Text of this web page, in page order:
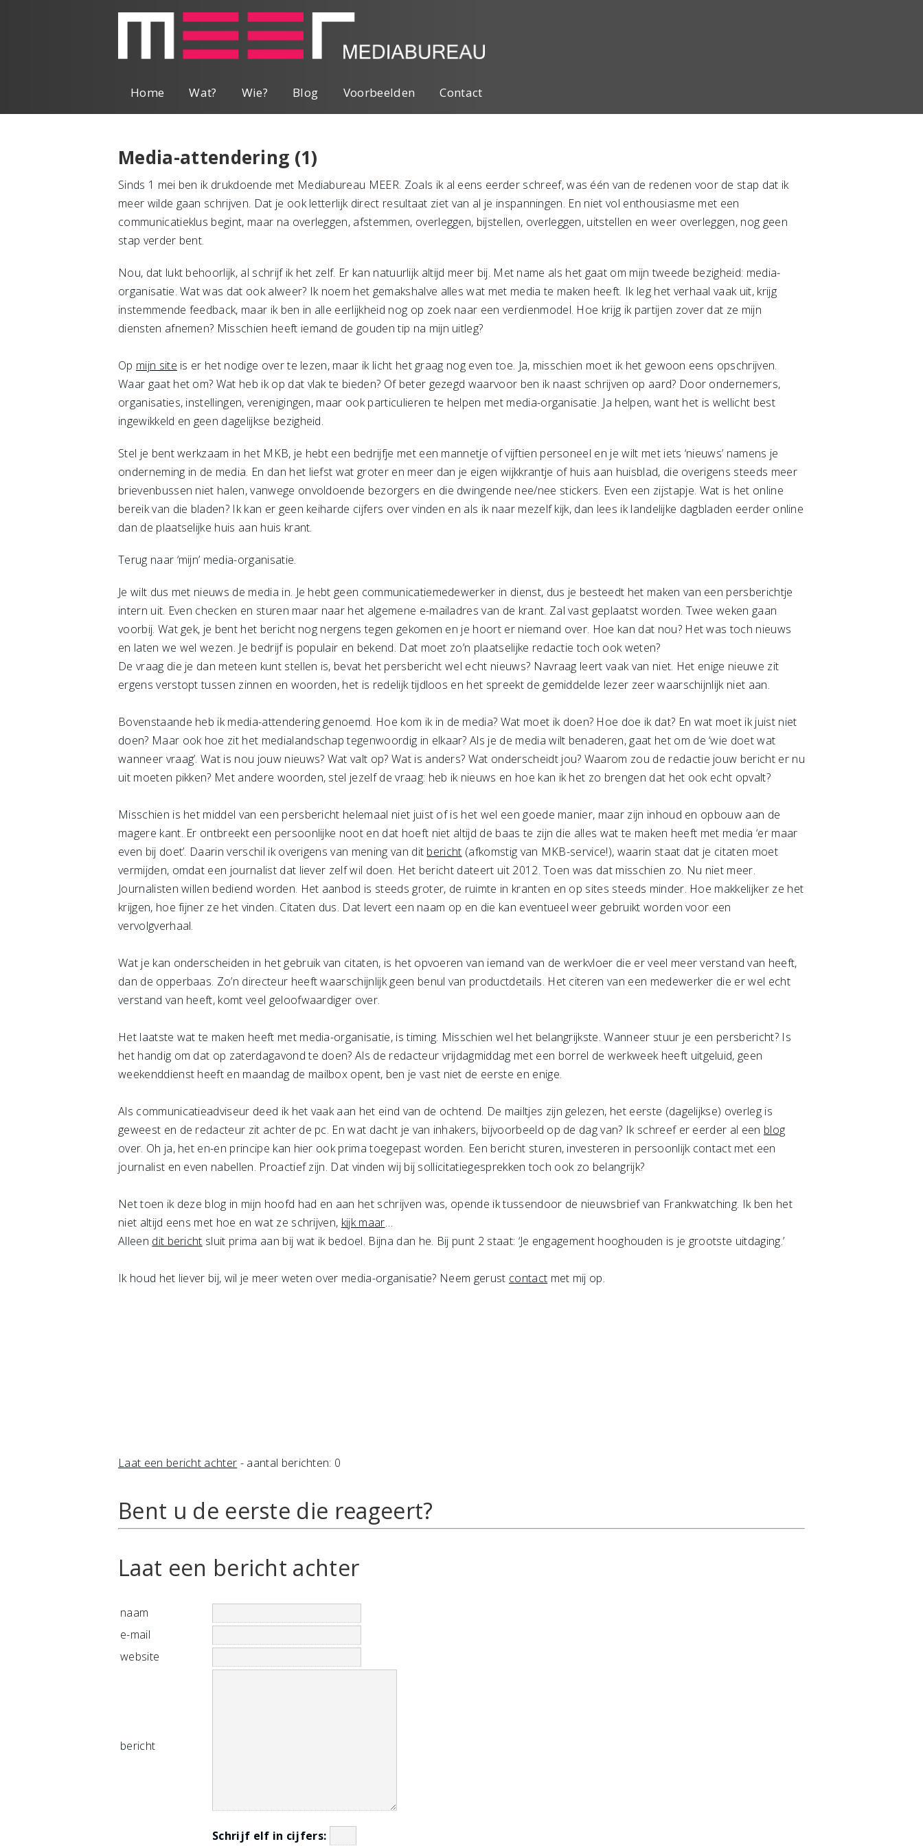
Home Wat? Wie? Blog Voorbeelden Contact
Media-attendering (1)
Sinds 1 mei ben ik drukdoende met Mediabureau MEER. Zoals ik al eens eerder schreef, was één van de redenen voor de stap dat ik
meer wilde gaan schrijven. Dat je ook letterlijk direct resultaat ziet van al je inspanningen. En niet vol enthousiasme met een
communicatieklus begint, maar na overleggen, afstemmen, overleggen, bijstellen, overleggen, uitstellen en weer overleggen, nog geen
stap verder bent.
Nou, dat lukt behoorlijk, al schrijf ik het zelf. Er kan natuurlijk altijd meer bij. Met name als het gaat om mijn tweede bezigheid: media-
organisatie. Wat was dat ook alweer? Ik noem het gemakshalve alles wat met media te maken heeft. Ik leg het verhaal vaak uit, krijg
instemmende feedback, maar ik ben in alle eerlijkheid nog op zoek naar een verdienmodel. Hoe krijg ik partijen zover dat ze mijn
diensten afnemen? Misschien heeft iemand de gouden tip na mijn uitleg?
Op mijn site is er het nodige over te lezen, maar ik licht het graag nog even toe. Ja, misschien moet ik het gewoon eens opschrijven.
Waar gaat het om? Wat heb ik op dat vlak te bieden? Of beter gezegd waarvoor ben ik naast schrijven op aard? Door ondernemers,
organisaties, instellingen, verenigingen, maar ook particulieren te helpen met media-organisatie. Ja helpen, want het is wellicht best
ingewikkeld en geen dagelijkse bezigheid.
Stel je bent werkzaam in het MKB, je hebt een bedrijfje met een mannetje of vijftien personeel en je wilt met iets ‘nieuws’ namens je
onderneming in de media. En dan het liefst wat groter en meer dan je eigen wijkkrantje of huis aan huisblad, die overigens steeds meer
brievenbussen niet halen, vanwege onvoldoende bezorgers en die dwingende nee/nee stickers. Even een zijstapje. Wat is het online
bereik van die bladen? Ik kan er geen keiharde cijfers over vinden en als ik naar mezelf kijk, dan lees ik landelijke dagbladen eerder online
dan de plaatselijke huis aan huis krant.
Terug naar ‘mijn’ media-organisatie.
Je wilt dus met nieuws de media in. Je hebt geen communicatiemedewerker in dienst, dus je besteedt het maken van een persberichtje
intern uit. Even checken en sturen maar naar het algemene e-mailadres van de krant. Zal vast geplaatst worden. Twee weken gaan
voorbij. Wat gek, je bent het bericht nog nergens tegen gekomen en je hoort er niemand over. Hoe kan dat nou? Het was toch nieuws
en laten we wel wezen. Je bedrijf is populair en bekend. Dat moet zo’n plaatselijke redactie toch ook weten?
De vraag die je dan meteen kunt stellen is, bevat het persbericht wel echt nieuws? Navraag leert vaak van niet. Het enige nieuwe zit
ergens verstopt tussen zinnen en woorden, het is redelijk tijdloos en het spreekt de gemiddelde lezer zeer waarschijnlijk niet aan.
Bovenstaande heb ik media-attendering genoemd. Hoe kom ik in de media? Wat moet ik doen? Hoe doe ik dat? En wat moet ik juist niet
doen? Maar ook hoe zit het medialandschap tegenwoordig in elkaar? Als je de media wilt benaderen, gaat het om de ‘wie doet wat
wanneer vraag’. Wat is nou jouw nieuws? Wat valt op? Wat is anders? Wat onderscheidt jou? Waarom zou de redactie jouw bericht er nu
uit moeten pikken? Met andere woorden, stel jezelf de vraag: heb ik nieuws en hoe kan ik het zo brengen dat het ook echt opvalt?
Misschien is het middel van een persbericht helemaal niet juist of is het wel een goede manier, maar zijn inhoud en opbouw aan de
magere kant. Er ontbreekt een persoonlijke noot en dat hoeft niet altijd de baas te zijn die alles wat te maken heeft met media ‘er maar
even bij doet’. Daarin verschil ik overigens van mening van dit bericht (afkomstig van MKB-service!), waarin staat dat je citaten moet
vermijden, omdat een journalist dat liever zelf wil doen. Het bericht dateert uit 2012. Toen was dat misschien zo. Nu niet meer.
Journalisten willen bediend worden. Het aanbod is steeds groter, de ruimte in kranten en op sites steeds minder. Hoe makkelijker ze het
krijgen, hoe fijner ze het vinden. Citaten dus. Dat levert een naam op en die kan eventueel weer gebruikt worden voor een
vervolgverhaal.
Wat je kan onderscheiden in het gebruik van citaten, is het opvoeren van iemand van de werkvloer die er veel meer verstand van heeft,
dan de opperbaas. Zo’n directeur heeft waarschijnlijk geen benul van productdetails. Het citeren van een medewerker die er wel echt
verstand van heeft, komt veel geloofwaardiger over.
Het laatste wat te maken heeft met media-organisatie, is timing. Misschien wel het belangrijkste. Wanneer stuur je een persbericht? Is
het handig om dat op zaterdagavond te doen? Als de redacteur vrijdagmiddag met een borrel de werkweek heeft uitgeluid, geen
weekenddienst heeft en maandag de mailbox opent, ben je vast niet de eerste en enige.
Als communicatieadviseur deed ik het vaak aan het eind van de ochtend. De mailtjes zijn gelezen, het eerste (dagelijkse) overleg is
geweest en de redacteur zit achter de pc. En wat dacht je van inhakers, bijvoorbeeld op de dag van? Ik schreef er eerder al een blog
over. Oh ja, het en-en principe kan hier ook prima toegepast worden. Een bericht sturen, investeren in persoonlijk contact met een
journalist en even nabellen. Proactief zijn. Dat vinden wij bij sollicitatiegesprekken toch ook zo belangrijk?
Net toen ik deze blog in mijn hoofd had en aan het schrijven was, opende ik tussendoor de nieuwsbrief van Frankwatching. Ik ben het
niet altijd eens met hoe en wat ze schrijven, kijk maar…
Alleen dit bericht sluit prima aan bij wat ik bedoel. Bijna dan he. Bij punt 2 staat: ‘Je engagement hooghouden is je grootste uitdaging.’
Ik houd het liever bij, wil je meer weten over media-organisatie? Neem gerust contact met mij op.
Laat een bericht achter - aantal berichten: 0
Bent u de eerste die reageert?
Laat een bericht achter
naam
e-mail
website
bericht
Schrijf elf in cijfers: